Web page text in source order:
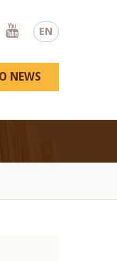
EN
Youtube
NEWS